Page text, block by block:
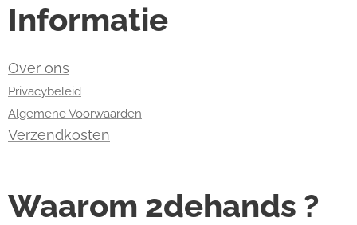
Informatie
Over ons
Privacybeleid
Algemene Voorwaarden
Verzendkosten
Waarom 2dehands ?